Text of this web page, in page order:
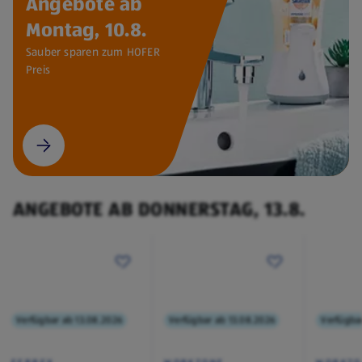
Montag, 10.8.
Sauber sparen zum HOFER
Preis
ANGEBOTE AB DONNERSTAG, 13.8.
Verfügbar ab 13.08.2026 Verfügbar ab 13.08.2026